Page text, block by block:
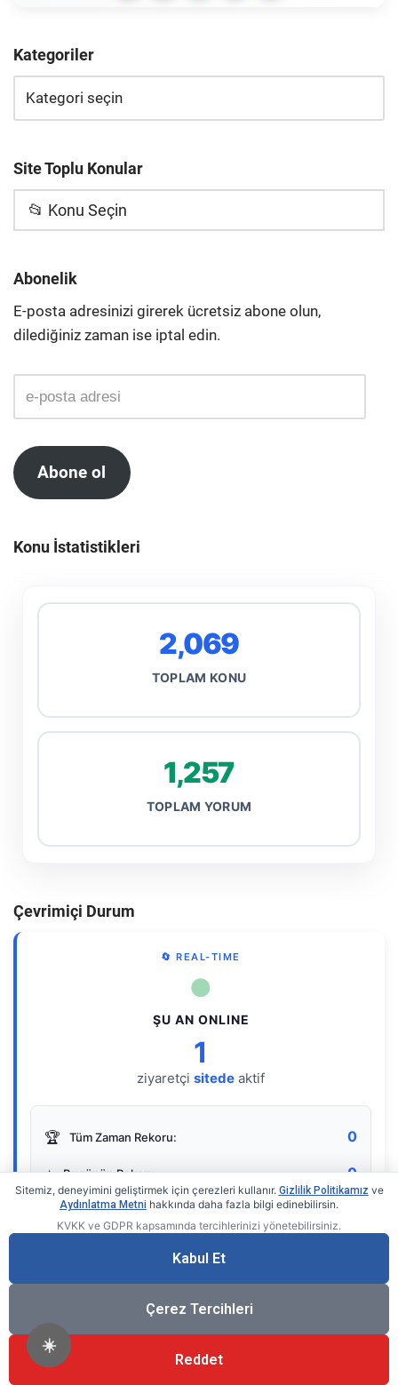
☀️
Kategoriler
Site Toplu Konular
📂 Konu Seçin
Abonelik
E-posta adresinizi girerek ücretsiz abone olun,
dilediğiniz zaman ise iptal edin.
Abone ol
Konu İstatistikleri
2,069
TOPLAM KONU
1,257
TOPLAM YORUM
Çevrimiçi Durum
🔄 REAL-TIME
●
ŞU AN ONLINE
1
ziyaretçi sitede aktif
🏆 Tüm Zaman Rekoru: 0
⭐ Bugünün Rekoru: 0
Gerçek zamanlı sayaç
Sitemiz, deneyimini geliştirmek için çerezleri kullanır. Gizlilik Politikamız ve
Aydınlatma Metni hakkında daha fazla bilgi edinebilirsin.
KVKK ve GDPR kapsamında tercihlerinizi yönetebilirsiniz.
Kabul Et
Çerez Tercihleri
Reddet